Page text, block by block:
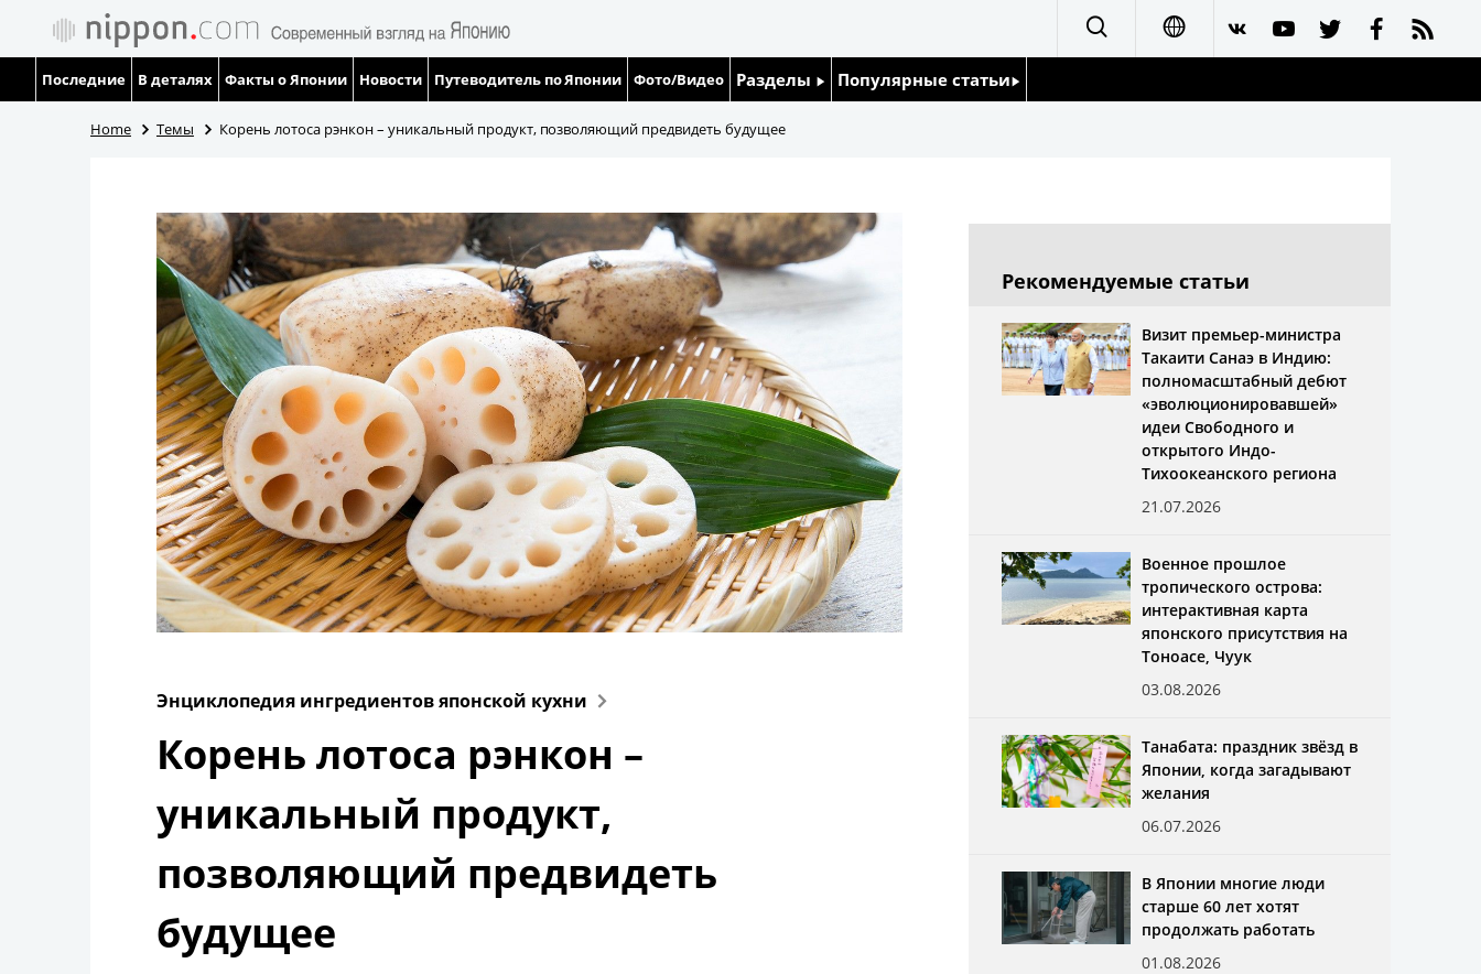
Español
العربية
Последние В деталях Факты о Японии Новости Путеводитель по Японии Фото/Видео Разделы
Люди
Политика
Общество
Культура
Жизнь
Технологии
Токио
От редакции
Популярные статьи
Семья
Home Темы Корень лотоса рэнкон – уникальный продукт, позволяющий предвидеть будущее
Энциклопедия ингредиентов японской кухни
Корень лотоса рэнкон –
уникальный продукт,
позволяющий предвидеть
будущее
Рекомендуемые статьи
Визит премьер-министра
Такаити Санаэ в Индию:
полномасштабный дебют
«эволюционировавшей»
идеи Свободного и
открытого Индо-
Тихоокеанского региона
21.07.2026
Военное прошлое
тропического острова:
интерактивная карта
японского присутствия на
Тоноасе, Чуук
03.08.2026
Танабата: праздник звёзд в
Японии, когда загадывают
желания
06.07.2026
В Японии многие люди
старше 60 лет хотят
продолжать работать
01.08.2026